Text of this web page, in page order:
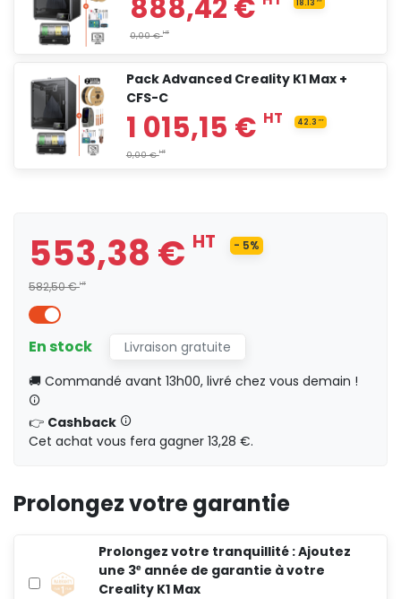
553,38 €
831,67 €
888,42 €HT
Pack Advanced Creality K1 Max +
CFS-C
1 015,15 €
0,00 €HT
553,38 € HT
582,50 €HT
- 5%
En stock
Livraison gratuite
🚚 Commandé avant 13h00, livré chez vous demain !
👉 Cashback
Cet achat vous fera gagner 13,28 €.
Prolongez votre garantie
Prolongez votre tranquillité : Ajoutez
une 3ᵉ année de garantie à votre
Creality K1 Max